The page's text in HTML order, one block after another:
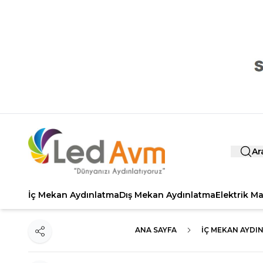
İç Mekan AydınlatmaDış Mekan AydınlatmaElektrik
ANA SAYFA İÇ MEKAN
Paylaş